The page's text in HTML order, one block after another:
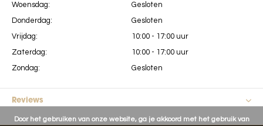
Woensdag:
Donderdag:
Vrijdag:
Zaterdag:
Zondag:
Gesloten
Gesloten
10:00 - 17:00 uur
10:00 - 17:00 uur
Gesloten
Reviews
Door het gebruiken van onze website, ga je akkoord met het gebruik van